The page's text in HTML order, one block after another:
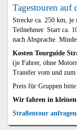
Tagestouren auf
Strecke ca. 250 km, je
Teilnehmer. Start ca.
nach Absprache.
Kosten Tourguide
(je Fahrer, ohne
Transfer vom und zum
Preis für Gruppen bitte
Wir fahren in
Straßentour